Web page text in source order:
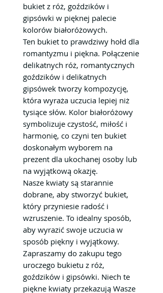
bukiet z róż, goździków i
gipsówki w pięknej palecie
kolorów białoróżowych.
Ten bukiet to prawdziwy hołd dla
romantyzmu i piękna. Połączenie
delikatnych róż, romantycznych
goździków i delikatnych
gipsówek tworzy kompozycję,
która wyraża uczucia lepiej niż
tysiące słów. Kolor białoróżowy
symbolizuje czystość, miłość i
harmonię, co czyni ten bukiet
doskonałym wyborem na
prezent dla ukochanej osoby lub
na wyjątkową okazję.
Nasze kwiaty są starannie
dobrane, aby stworzyć bukiet,
który przyniesie radość i
wzruszenie. To idealny sposób,
aby wyrazić swoje uczucia w
sposób piękny i wyjątkowy.
Zapraszamy do zakupu tego
uroczego bukietu z róż,
goździków i gipsówki. Niech te
piękne kwiaty przekazują Wasze